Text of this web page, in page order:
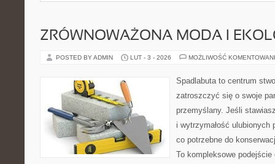
ZRÓWNOWAŻONA MODA I
POSTED BY ADMIN LUT - 3 - 2026 MOŻLIWOŚĆ
Spadlabuta to centrum
zatroszczyć się o swoje
przemyślany. Jeśli
i wytrzymałość
co potrzebne do
To kompleksowe